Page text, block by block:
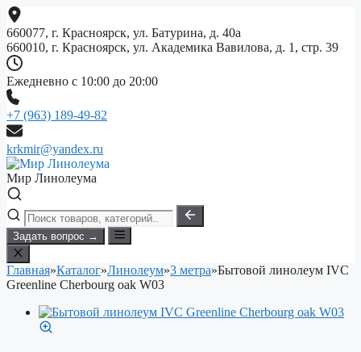
Перейти
к
содержимому
660077, г. Красноярск, ул. Батурина, д. 40а
660010, г. Красноярск, ул. Академика Вавилова, д. 1, стр. 39
Ежедневно с 10:00 до 20:00
+7 (963) 189-49-82
krkmir@yandex.ru
Мир Линолеума
Задать вопрос →
Главная»Каталог»Линолеум»3 метра»Бытовой линолеум IVC
Greenline Cherbourg oak W03